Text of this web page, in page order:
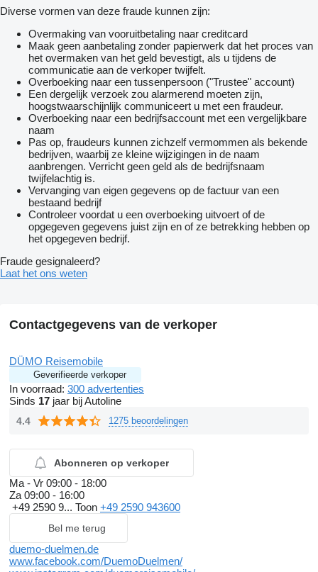
USB Ladesteckdosen
Umformer 350 VA
Zentraler Lichtschalter
Optionen
Auflastung 2.000Kg
Dusch Paket
Citywasseranschluss
Duschvorhang mit Schiene
Duscharmature mit Brauseschlauch
Länge:7.54m/Breite:2.32m/Höhe/2.61m
Zulässiges Gesamtgewicht:2.000Kg
Näheres gerne am Telefon. Inzahlungnahme und Finanzierung
möglich. Irrtümer und Zwischenverkauf vorbehalten
Rundsitzgruppe
Diverse vormen van deze fraude kunnen zijn:
Overmaking van vooruitbetaling naar creditcard
Maak geen aanbetaling zonder papierwerk dat het proces van
het overmaken van het geld bevestigt, als u tijdens de
communicatie aan de verkoper twijfelt.
Overboeking naar een tussenpersoon ("Trustee" account)
Een dergelijk verzoek zou alarmerend moeten zijn,
hoogstwaarschijnlijk communiceert u met een fraudeur.
Overboeking naar een bedrijfsaccount met een vergelijkbare
naam
Pas op, fraudeurs kunnen zichzelf vermommen als bekende
bedrijven, waarbij ze kleine wijzigingen in de naam
aanbrengen. Verricht geen geld als de bedrijfsnaam
twijfelachtig is.
Vervanging van eigen gegevens op de factuur van een
bestaand bedrijf
Controleer voordat u een overboeking uitvoert of de
opgegeven gegevens juist zijn en of ze betrekking hebben op
het opgegeven bedrijf.
Fraude gesignaleerd?
Laat het ons weten
Contactgegevens van de verkoper
DÜMO Reisemobile
Geverifieerde verkoper
In voorraad: 300 advertenties
Sinds 17 jaar bij Autoline
4.4 1275 beoordelingen
Abonneren op verkoper
Ma - Vr 09:00 - 18:00
Za 09:00 - 16:00
+49 2590 9... Toon +49 2590 943600
Bel me terug
duemo-duelmen.de
www.facebook.com/DuemoDuelmen/